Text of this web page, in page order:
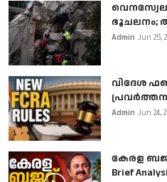
ഭൂചലനം;
Admin Jun 25,
വിദേശ
Admin Jun 24,
കേരള
Brief